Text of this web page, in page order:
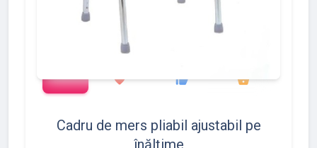
favorite thumb_up shopping_basket
Cadru de mers pliabil ajustabil pe
înălțime